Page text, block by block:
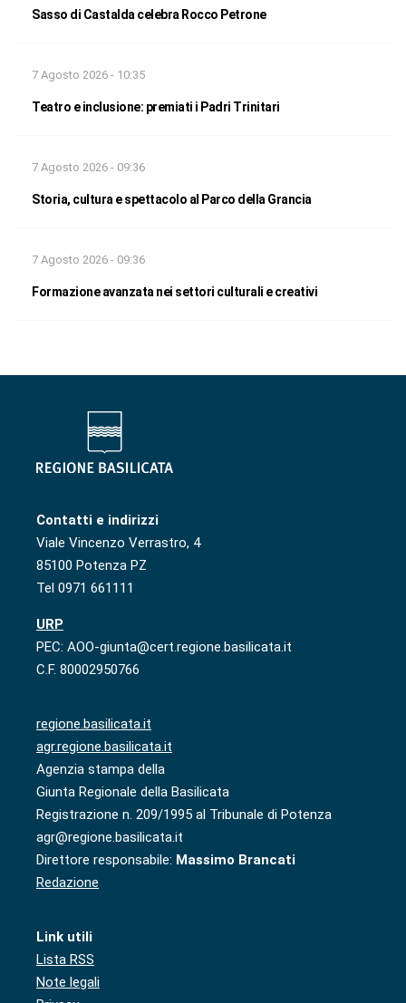
Sasso di Castalda celebra Rocco Petrone
7 Agosto 2026 - 10:35
Teatro e inclusione: premiati i Padri Trinitari
7 Agosto 2026 - 09:36
Storia, cultura e spettacolo al Parco della Grancia
7 Agosto 2026 - 09:36
Formazione avanzata nei settori culturali e creativi
Contatti e indirizzi
Viale Vincenzo Verrastro, 4
85100 Potenza PZ
Tel 0971 661111
URP
PEC: AOO-giunta@cert.regione.basilicata.it
C.F. 80002950766
regione.basilicata.it
agr.regione.basilicata.it
Agenzia stampa della
Giunta Regionale della Basilicata
Registrazione n. 209/1995 al Tribunale di Potenza
agr@regione.basilicata.it
Direttore responsabile: Massimo Brancati
Redazione
Link utili
Lista RSS
Note legali